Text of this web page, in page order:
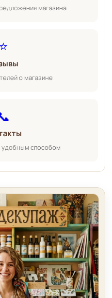
магазина
о магазине
удобным способом